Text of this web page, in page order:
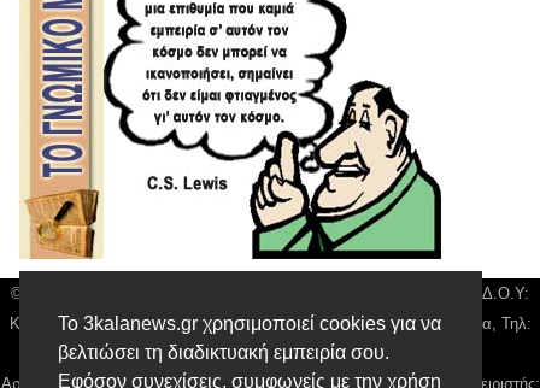
Το 3kalanews.gr χρησιμοποιεί cookies για να
βελτιώσει τη διαδικτυακή εμπειρία σου.
Εφόσον συνεχίσεις, συμφωνείς με την χρήση
© 3kala News | Διακριτικός Τίτλος: Orion Media, ΑΦΜ: 043750542, Δ.Ο.Υ:
Καρδίτσας, Υπο/μα Τρικάλων, Δ/νση: Τιουσόν 31 τ.κ 42132 Τρίκαλα, Τηλ:
24310 63300, email: news@3kalanews.gr
Αρ. Γεμή: 018804431000, Νόμιμος Εκπρόσωπος, Ιδιοκτήτης και Διαχειριστής: